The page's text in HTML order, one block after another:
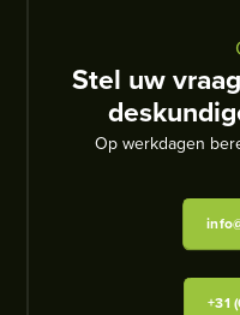
Stel uw
Op werkdagen
+31